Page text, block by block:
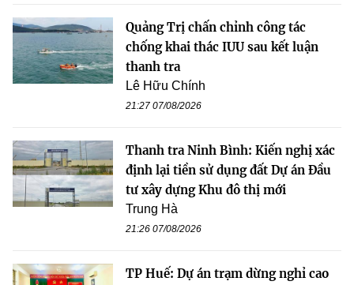
Quảng Trị chấn chỉnh công tác
chống khai thác IUU sau kết luận
thanh tra
Lê Hữu Chính
21:27 07/08/2026
Thanh tra Ninh Bình: Kiến nghị xác
định lại tiền sử dụng đất Dự án Đầu
tư xây dựng Khu đô thị mới
Trung Hà
21:26 07/08/2026
TP Huế: Dự án trạm dừng nghỉ cao